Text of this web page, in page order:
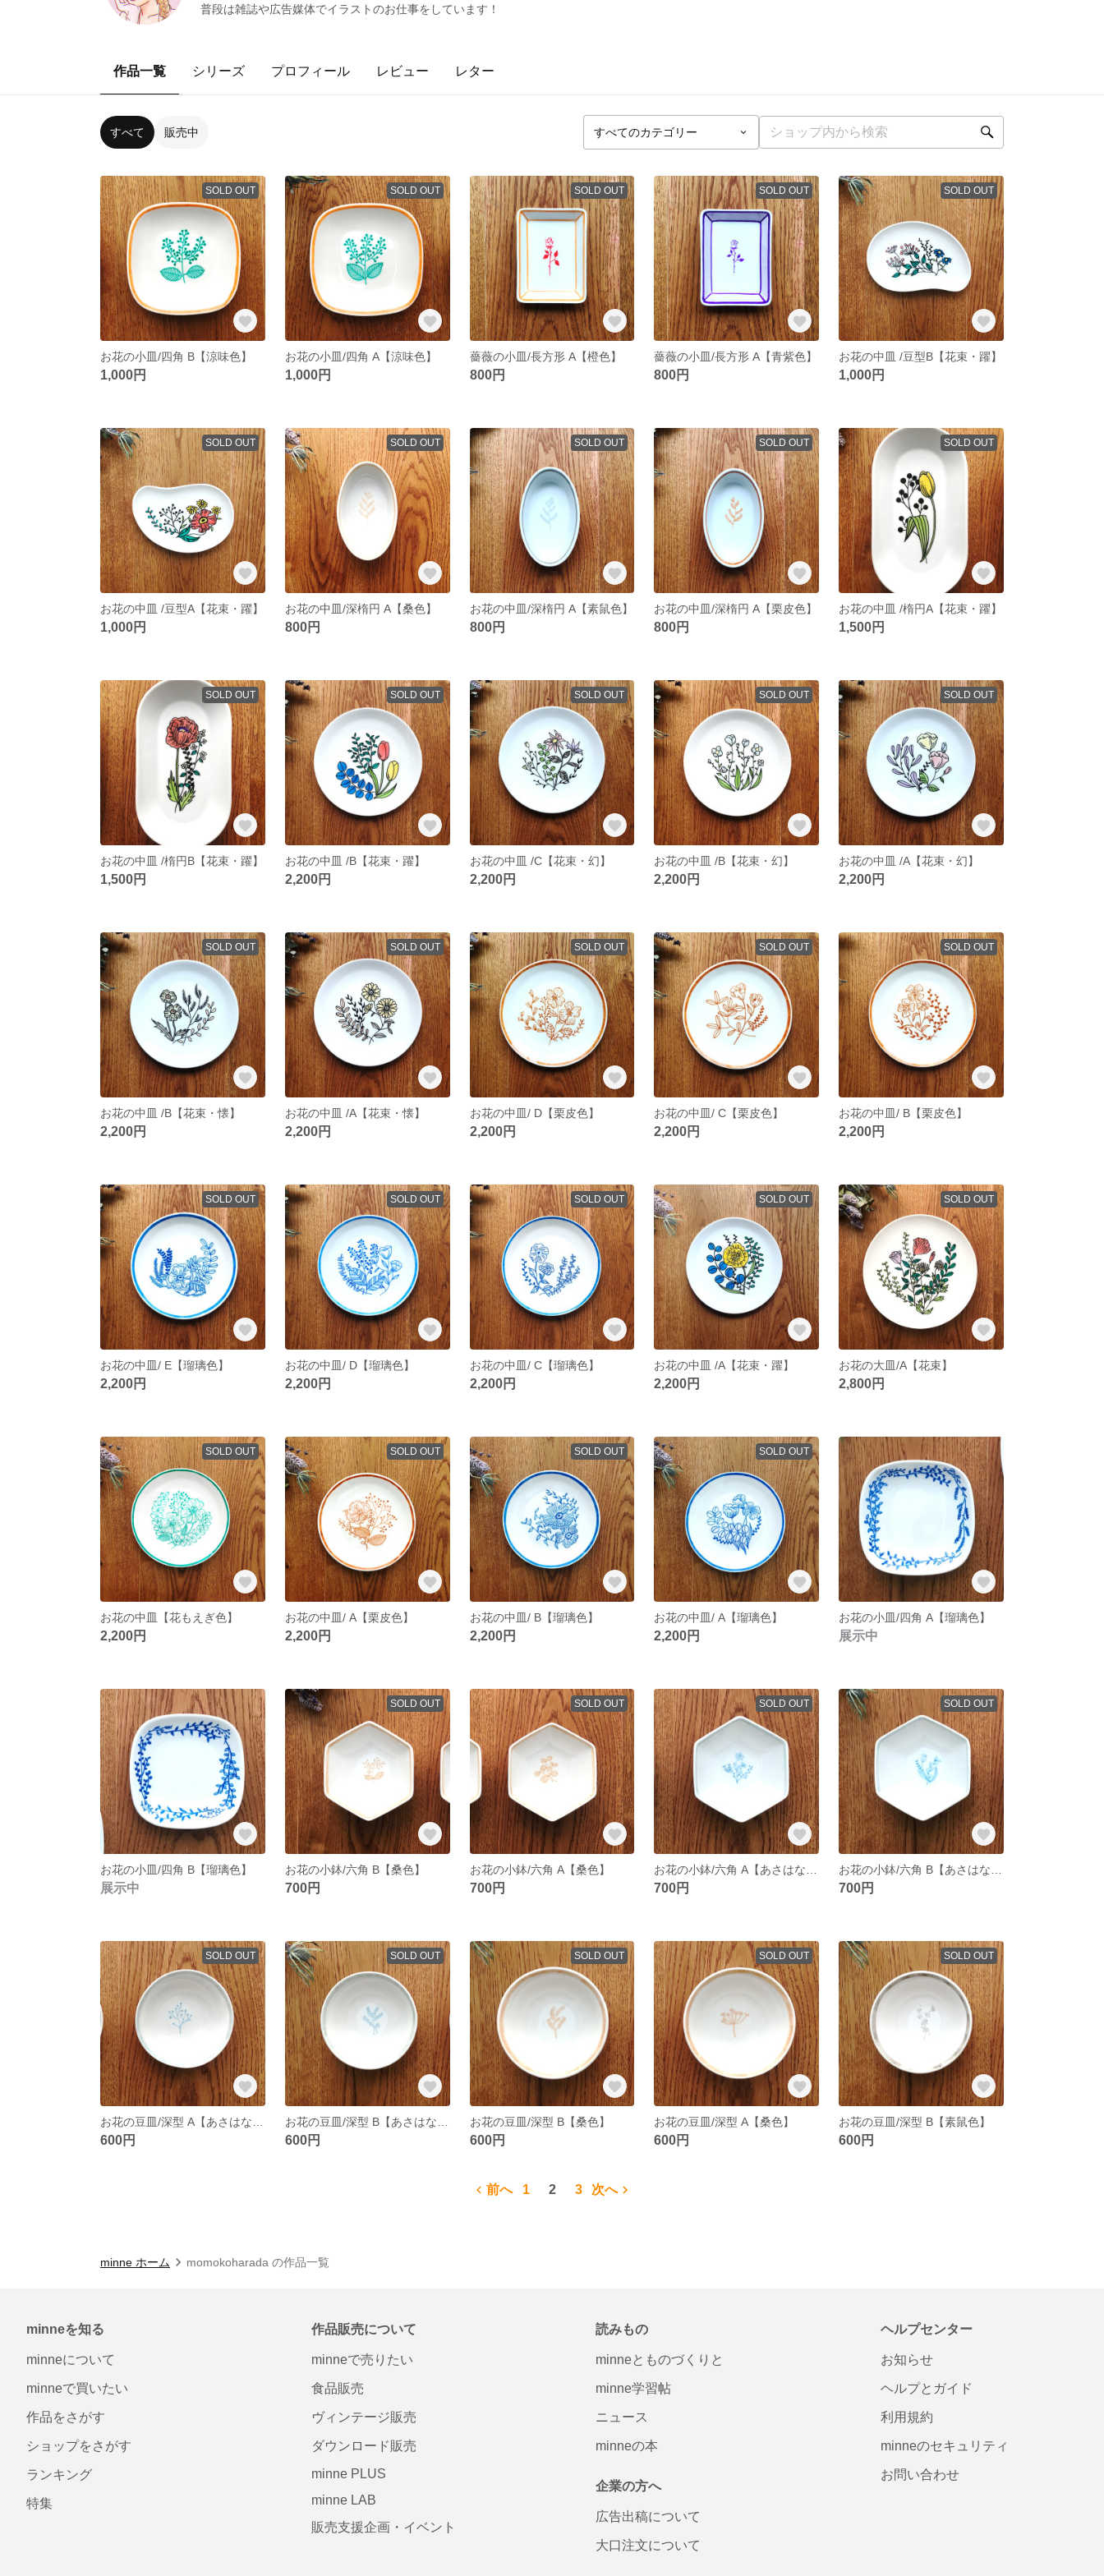
普段は雑誌や広告媒体でイラストのお仕事をしています！
作品一覧 シリーズ プロフィール レビュー レター
すべて 販売中
SOLD OUT
お花の小皿/四角 B【涼味色】
1,000円
SOLD OUT
お花の小皿/四角 A【涼味色】
1,000円
SOLD OUT
薔薇の小皿/長方形 A【橙色】
800円
SOLD OUT
薔薇の小皿/長方形 A【青紫色】
800円
SOLD OUT
お花の中皿 /豆型B【花束・躍】
1,000円
SOLD OUT
お花の中皿 /豆型A【花束・躍】
1,000円
SOLD OUT
お花の中皿/深楕円 A【桑色】
800円
SOLD OUT
お花の中皿/深楕円 A【素鼠色】
800円
SOLD OUT
お花の中皿/深楕円 A【栗皮色】
800円
SOLD OUT
お花の中皿 /楕円A【花束・躍】
1,500円
SOLD OUT
お花の中皿 /楕円B【花束・躍】
1,500円
SOLD OUT
お花の中皿 /B【花束・躍】
2,200円
SOLD OUT
お花の中皿 /C【花束・幻】
2,200円
SOLD OUT
お花の中皿 /B【花束・幻】
2,200円
SOLD OUT
お花の中皿 /A【花束・幻】
2,200円
SOLD OUT
お花の中皿 /B【花束・懐】
2,200円
SOLD OUT
お花の中皿 /A【花束・懐】
2,200円
SOLD OUT
お花の中皿/ D【栗皮色】
2,200円
SOLD OUT
お花の中皿/ C【栗皮色】
2,200円
SOLD OUT
お花の中皿/ B【栗皮色】
2,200円
SOLD OUT
お花の中皿/ E【瑠璃色】
2,200円
SOLD OUT
お花の中皿/ D【瑠璃色】
2,200円
SOLD OUT
お花の中皿/ C【瑠璃色】
2,200円
SOLD OUT
お花の中皿 /A【花束・躍】
2,200円
SOLD OUT
お花の大皿/A【花束】
2,800円
SOLD OUT
お花の中皿【花もえぎ色】
2,200円
SOLD OUT
お花の中皿/ A【栗皮色】
2,200円
SOLD OUT
お花の中皿/ B【瑠璃色】
2,200円
SOLD OUT
お花の中皿/ A【瑠璃色】
2,200円
お花の小皿/四角 A【瑠璃色】
展示中
お花の小皿/四角 B【瑠璃色】
展示中
SOLD OUT
お花の小鉢/六角 B【桑色】
700円
SOLD OUT
お花の小鉢/六角 A【桑色】
700円
SOLD OUT
700円
SOLD OUT
700円
SOLD OUT
600円
SOLD OUT
600円
SOLD OUT
お花の豆皿/深型 B【桑色】
600円
SOLD OUT
お花の豆皿/深型 A【桑色】
600円
SOLD OUT
お花の豆皿/深型 B【素鼠色】
600円
前へ 1 2 3 次へ
minne ホーム momokoharada の作品一覧
minneを知る
minneについて
minneで買いたい
作品をさがす
ショップをさがす
ランキング
特集
作品販売について
minneで売りたい
食品販売
ヴィンテージ販売
ダウンロード販売
minne PLUS
minne LAB
販売支援企画・イベント
読みもの
minneとものづくりと
minne学習帖
ニュース
minneの本
企業の方へ
広告出稿について
大口注文について
ヘルプセンター
お知らせ
ヘルプとガイド
利用規約
minneのセキュリティ
お問い合わせ